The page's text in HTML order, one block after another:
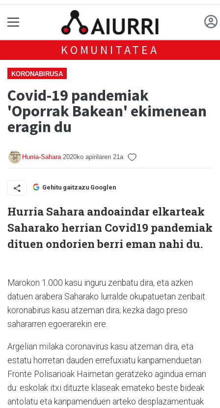
KOMUNITATEA
KORONABIRUSA
Covid-19 pandemiak
'Oporrak Bakean' ekimenean
eragin du
Hurria-Sahara 2020ko apirilaren 21a
Gehitu gaitzazu Googlen
Hurria Sahara andoaindar elkarteak
Saharako herrian Covid19 pandemiak
dituen ondorien berri eman nahi du.
Marokon 1.000 kasu inguru zenbatu dira, eta azken
datuen arabera Saharako lurralde okupatuetan zenbait
koronabirus kasu atzeman dira; kezka dago preso
sahararren egoerarekin ere.
Argelian milaka coronavirus kasu atzeman dira, eta
estatu horretan dauden errefuxiatu kanpamenduetan
Fronte Polisarioak Haimetan geratzeko agindua eman
du: eskolak itxi dituzte klaseak emateko beste bideak
antolatu eta kanpamenduen arteko desplazamentuak